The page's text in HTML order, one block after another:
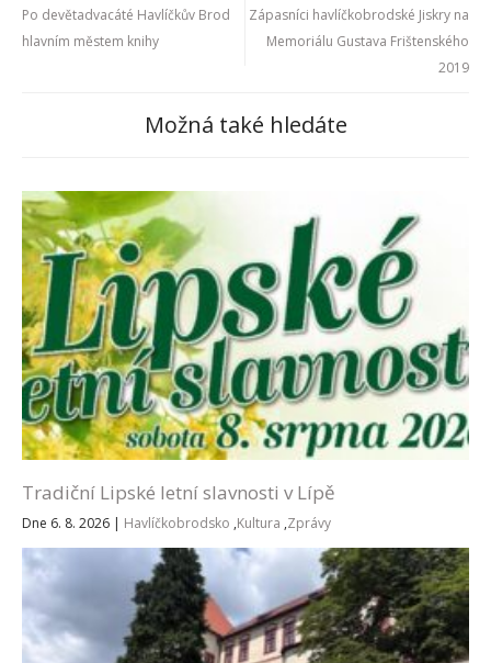
Po devětadvacáté Havlíčkův Brod
hlavním městem knihy
Zápasníci havlíčkobrodské Jiskry na
Memoriálu Gustava Frištenského
2019
Možná také hledáte
Tradiční Lipské letní slavnosti v Lípě
Dne 6. 8. 2026 | Havlíčkobrodsko ,Kultura ,Zprávy